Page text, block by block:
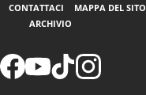
CONTATTACI MAPPA DEL SITO
ARCHIVIO